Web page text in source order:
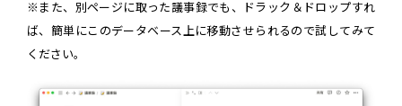
※また、別ページに取った議事録でも、ドラック＆ドロップすれ
ば、簡単にこのデータベース上に移動させられるので試してみて
ください。